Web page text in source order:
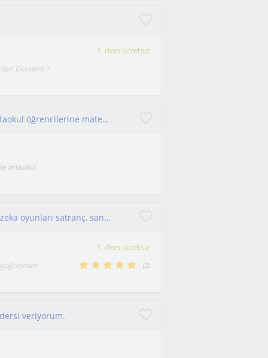
1. ders ücretsiz
Dersleri! ?
Boğaziçi Üniversitesi mezunuyum. İlkokul ve ortaokul öğrencilerine matematiği sevdirerek öğretiyorum.
ortaokul
İlkokul öğrencilerine her ders özel ders, akıl ve zeka oyunları satranç, sanatsal etkinlikler
1. ders ücretsiz
(2)
veriyorum.